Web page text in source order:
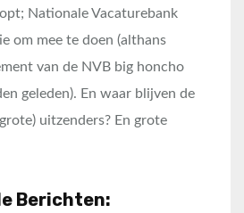
Nationale Vacaturebank
om mee te doen (althans
van de NVB big honcho
geleden). En waar blijven de
uitzenders? En grote
Berichten: